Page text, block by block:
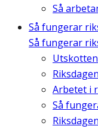
Så
Så fungerar
Så fungerar
Arbetet i
Så